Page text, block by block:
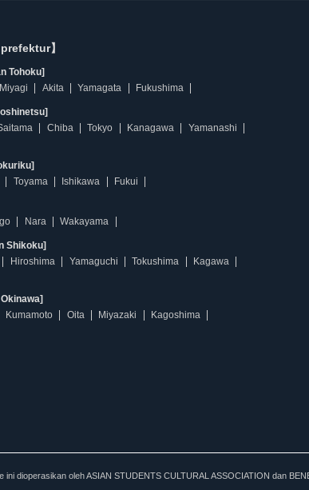
】
Tohoku]
Miyagi Akita Yamagata Fukushima
Chiba Tokyo Kanagawa
Yamanashi
Toyama Ishikawa Fukui
Nara Wakayama
Shikoku]
Hiroshima Yamaguchi Tokushima
Kagawa
Kumamoto Oita Miyazaki
Kagoshima
ini dioperasikan oleh ASIAN STUDENTS CULTURAL ASSOCIATION dan